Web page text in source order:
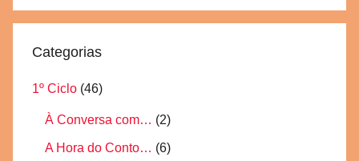
Categorias
1º Ciclo (46)
À Conversa com… (2)
A Hora do Conto… (6)